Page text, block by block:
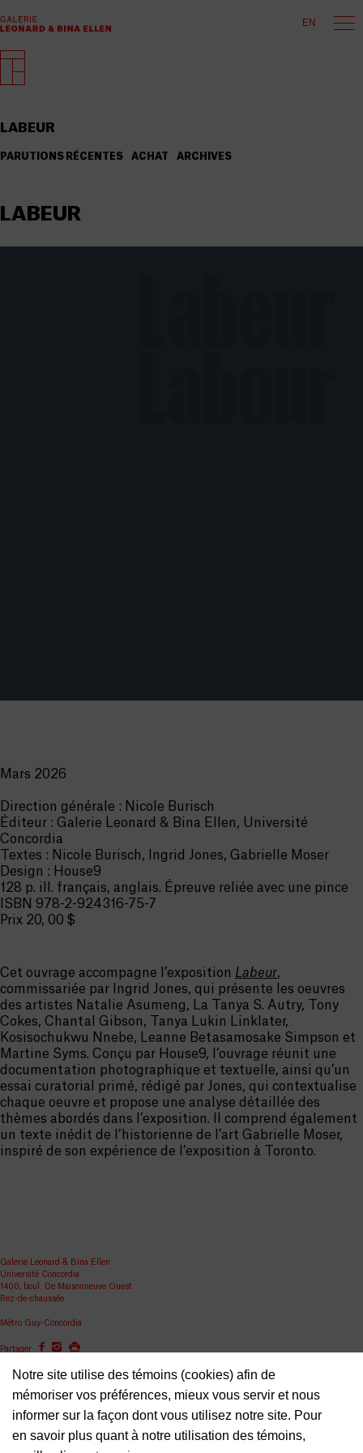
Notre site utilise des témoins (cookies) afin de
mémoriser vos préférences, mieux vous servir et nous
informer sur la façon dont vous utilisez notre site. Pour
en savoir plus quant à notre utilisation des témoins,
EN
LABEUR
PARUTIONS RÉCENTES ACHAT ARCHIVES
LABEUR
Mars 2026
Direction générale : Nicole Burisch
Éditeur : Galerie Leonard & Bina Ellen, Université
Concordia
Textes : Nicole Burisch, Ingrid Jones, Gabrielle Moser
Design : House9
128 p. ill. français, anglais. Épreuve reliée avec une pince
ISBN 978-2-924316-75-7
Prix 20, 00 $
Cet ouvrage accompagne l’exposition Labeur,
commissariée par Ingrid Jones, qui présente les oeuvres
des artistes Natalie Asumeng, La Tanya S. Autry, Tony
Cokes, Chantal Gibson, Tanya Lukin Linklater,
Kosisochukwu Nnebe, Leanne Betasamosake Simpson et
Martine Syms. Conçu par House9, l’ouvrage réunit une
documentation photographique et textuelle, ainsi qu’un
essai curatorial primé, rédigé par Jones, qui contextualise
chaque oeuvre et propose une analyse détaillée des
thèmes abordés dans l’exposition. Il comprend également
un texte inédit de l’historienne de l’art Gabrielle Moser,
inspiré de son expérience de l’exposition à Toronto.
Galerie Leonard & Bina Ellen
Université Concordia
1400, boul. De Maisonneuve Ouest
Rez-de-chaussée
Métro Guy-Concordia
Partager
ellen.artgallery@concordia.ca